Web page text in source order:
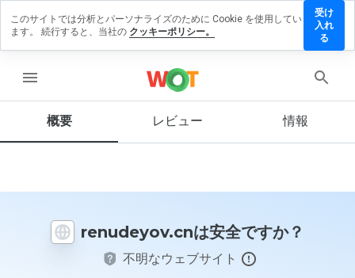
menu
概要 レビュー 情報
renudeyov.cnは安全ですか？
不明なウェブサイト
ビュー
す
この
イト
このサイトでは分析とパーソナライズのために Cookie を使用してい
ます。 続行すると、当社の クッキーポリシー。
受け
入れ
る